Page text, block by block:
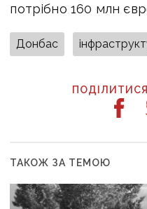
потрібно 160 млн
Донбас
ТАКОЖ ЗА ТЕМОЮ